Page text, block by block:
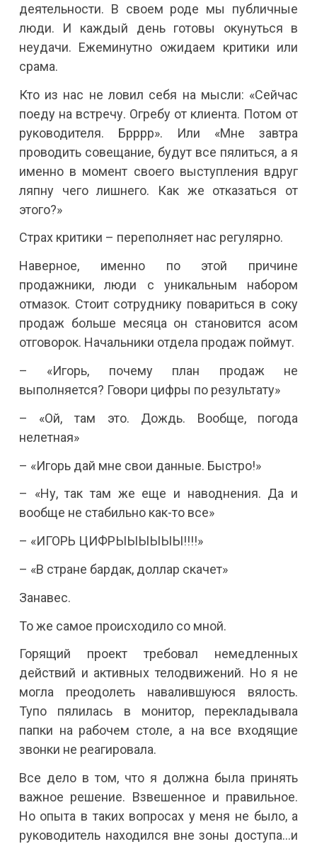
деятельности. В своем роде мы публичные
люди. И каждый день готовы окунуться в
неудачи. Ежеминутно ожидаем критики или
срама.
Кто из нас не ловил себя на мысли: «Сейчас
поеду на встречу. Огребу от клиента. Потом от
руководителя. Брррр». Или «Мне завтра
проводить совещание, будут все пялиться, а я
именно в момент своего выступления вдруг
ляпну чего лишнего. Как же отказаться от
этого?»
Страх критики – переполняет нас регулярно.
Наверное, именно по этой причине
продажники, люди с уникальным набором
отмазок. Стоит сотруднику повариться в соку
продаж больше месяца он становится асом
отговорок. Начальники отдела продаж поймут.
– «Игорь, почему план продаж не
выполняется? Говори цифры по результату»
– «Ой, там это. Дождь. Вообще, погода
нелетная»
– «Игорь дай мне свои данные. Быстро!»
– «Ну, так там же еще и наводнения. Да и
вообще не стабильно как-то все»
– «ИГОРЬ ЦИФРЫЫЫЫЫЫ!!!!»
– «В стране бардак, доллар скачет»
Занавес.
То же самое происходило со мной.
Горящий проект требовал немедленных
действий и активных телодвижений. Но я не
могла преодолеть навалившуюся вялость.
Тупо пялилась в монитор, перекладывала
папки на рабочем столе, а на все входящие
звонки не реагировала.
Все дело в том, что я должна была принять
важное решение. Взвешенное и правильное.
Но опыта в таких вопросах у меня не было, а
руководитель находился вне зоны доступа…и